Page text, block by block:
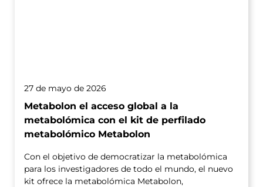
27 de mayo de 2026
Metabolon el acceso global a la
metabolómica con el kit de perfilado
metabolómico Metabolon
Con el objetivo de democratizar la metabolómica
para los investigadores de todo el mundo, el nuevo
kit ofrece la metabolómica Metabolon,